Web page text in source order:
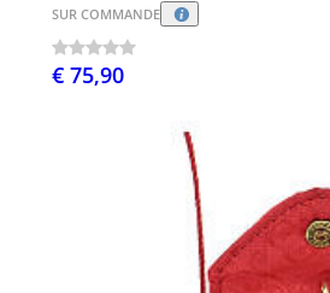
SUR COMMANDE
€ 75,90